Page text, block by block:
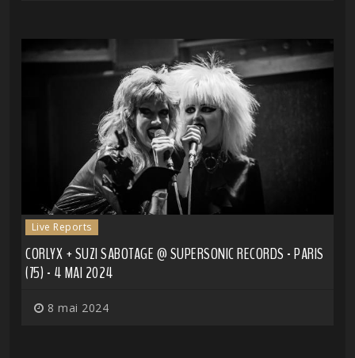
Live Reports
CORLYX + SUZI SABOTAGE @ SUPERSONIC RECORDS - PARIS
(75) - 4 MAI 2024
8 mai 2024